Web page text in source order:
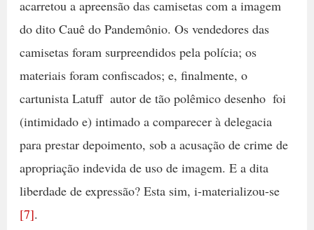
acarretou a apreensão das camisetas com a imagem
do dito Cauê do Pandemônio. Os vendedores das
camisetas foram surpreendidos pela polícia; os
materiais foram confiscados; e, finalmente, o
cartunista Latuff  autor de tão polêmico desenho  foi
(intimidado e) intimado a comparecer à delegacia
para prestar depoimento, sob a acusação de crime de
apropriação indevida de uso de imagem. E a dita
liberdade de expressão? Esta sim, i-materializou-se
[7].